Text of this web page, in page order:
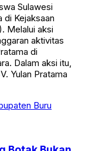
Sulawesi
di Kejaksaan
Melalui aksi
aktivitas
di
Dalam aksi itu,
Yulan Pratama